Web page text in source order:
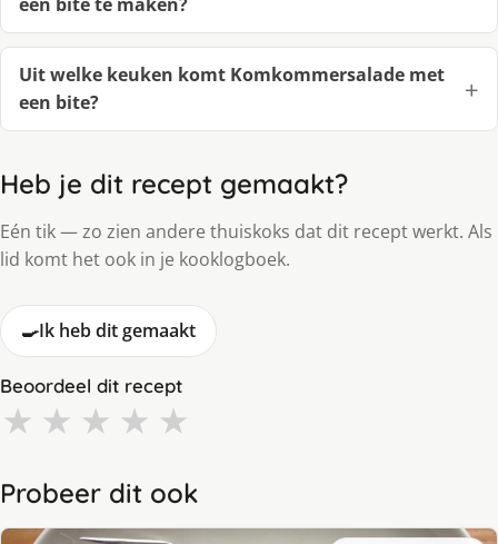
een bite te maken?
Uit welke keuken komt Komkommersalade met
een bite?
Heb je dit recept gemaakt?
Eén tik — zo zien andere thuiskoks dat dit recept werkt. Als
lid komt het ook in je kooklogboek.
🍳Ik heb dit gemaakt
Beoordeel dit recept
★ ★ ★ ★ ★
Probeer dit ook